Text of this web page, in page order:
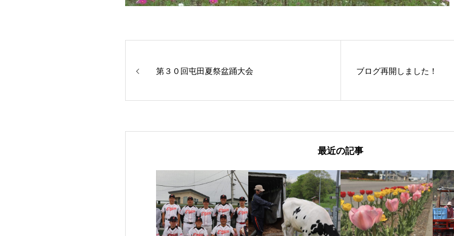
第３０回屯田夏祭盆踊大会 ブログ再開しました！
最近の記事